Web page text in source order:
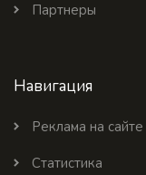
Партнеры
Навигация
Реклама на сайте
Статистика